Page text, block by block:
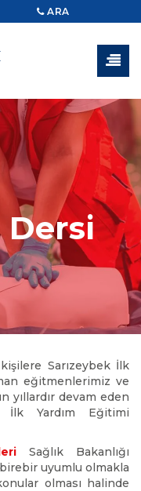
ARA
Dersi
Sarızeybek İlk
eğitmenlerimiz ve
yıllardır devam eden
İlk Yardım Eğitimi
Sağlık Bakanlığı
uyumlu olmakla
olması halinde